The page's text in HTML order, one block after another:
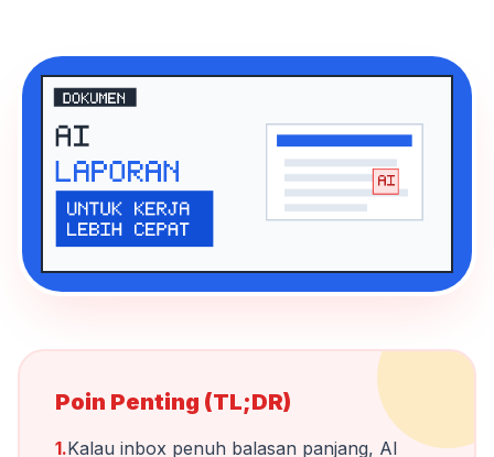
Poin Penting (TL;DR)
1.Kalau inbox penuh balasan panjang, AI